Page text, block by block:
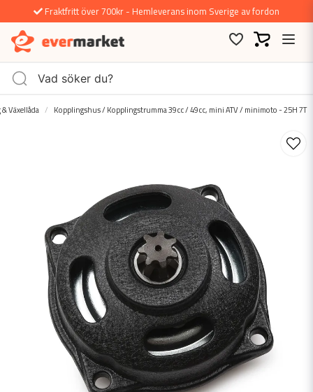
Fraktfritt över 700kr - Hemleverans inom Sverige av fordon
Växellåda Kopplingshus / Kopplingstrumma 39cc / 49cc, mini ATV / minimoto - 25H 7T